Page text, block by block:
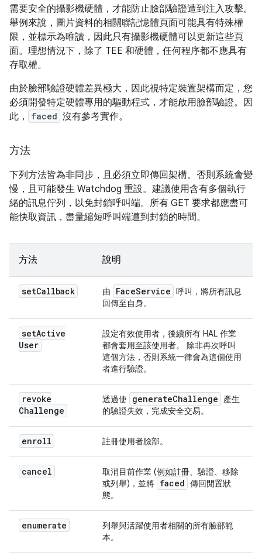
需要安全的攝影機硬體，才能防止臉部驗證遭到注入攻擊。
舉例來說，圖片資料的相關聯記憶體頁面可能具有特殊權
限，並標示為唯讀，因此只有攝影機硬體可以更新這些頁
面。理想情況下，除了 TEE 和硬體，任何程序都不應具有
存取權。
由於臉部驗證硬體差異極大，因此視特定裝置架構而定，您
必須開發特定硬體專用的驅動程式，才能啟用臉部驗證。因
此，
faced 沒有參考實作。
方法
下列方法皆為非同步，且必須立即傳回架構。否則系統會變
慢，且可能發生 Watchdog 重設。建議使用含有多個執行
緒的訊息佇列，以免封鎖呼叫端。所有 GET 要求都應盡可
能快取資訊，盡量縮短呼叫端遭到封鎖的時間。
方法 說明
setCallback 由 FaceService 呼叫，將所有訊息
回傳至自身。
setActive
User
設定有效使用者，後續所有 HAL 作業
都會套用至該使用者。 除非再次呼叫
這個方法，否則系統一律會為這個使用
者進行驗證。
revoke
Challenge
透過使 generateChallenge
產生
的驗證失效，完成安全交易。
enroll 註冊使用者臉部。
cancel
取消目前作業 (例如註冊、驗證、移除
或列舉)，並將 faced 傳回閒置狀
態。
enumerate
列舉與活躍使用者相關的所有臉部範
本。